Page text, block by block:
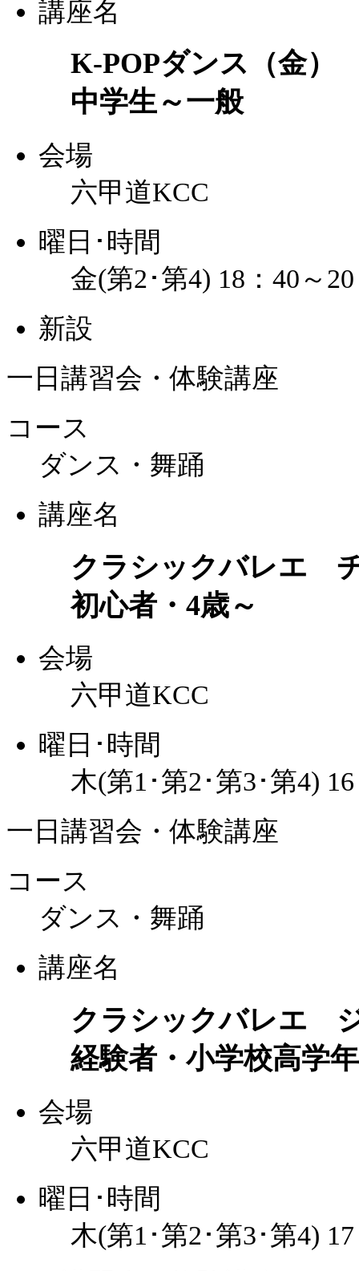
講座名
K-POPダンス（金）
中学生～一般
会場
六甲道KCC
曜日･時間
金(第2･第4) 18：40～
新設
一日講習会・体験講座
コース
ダンス・舞踊
講座名
クラシックバレエ
初心者・4歳～
会場
六甲道KCC
曜日･時間
木(第1･第2･第3･第4)
一日講習会・体験講座
コース
ダンス・舞踊
講座名
クラシックバレエ
経験者・小学校高学
会場
六甲道KCC
曜日･時間
木(第1･第2･第3･第4)